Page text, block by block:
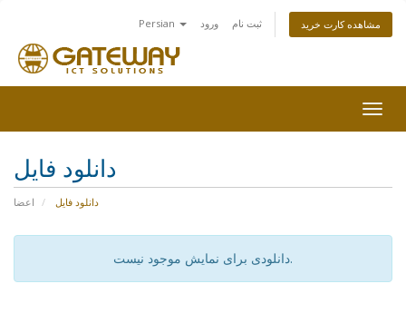
Persian ورود ثبت نام مشاهده کارت خرید
دانلود فایل
اعضا دانلود فایل
دانلودی برای نمایش موجود نیست.